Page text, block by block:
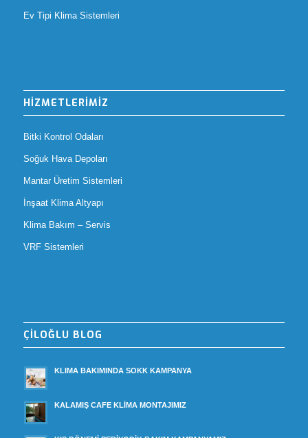
Ev Tipi Klima Sistemleri
HİZMETLERİMİZ
Bitki Kontrol Odaları
Soğuk Hava Depoları
Mantar Üretim Sistemleri
İnşaat Klima Altyapı
Klima Bakım – Servis
VRF Sistemleri
ÇİLOĞLU BLOG
KLIMA BAKIMINDA SOKK KAMPANYA
KALAMIŞ CAFE KLİMA MONTAJIMIZ